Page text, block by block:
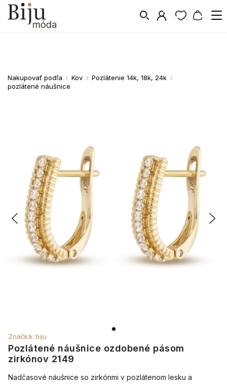
Nakupovať podľa / Kov / Pozlátenie 14k, 18k, 24k /
pozlátené náušnice
Pozlátené náušnice ozdobené pásom
zirkónov 2149
Značka: biju
Nadčasové náušnice so zirkónmi v pozlátenom lesku a